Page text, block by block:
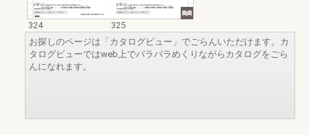
324
325
お探しのページは「カタログビュー」でごらんいただけます。カ
タログビューではweb上でパラパラめくりながらカタログをごら
んになれます。